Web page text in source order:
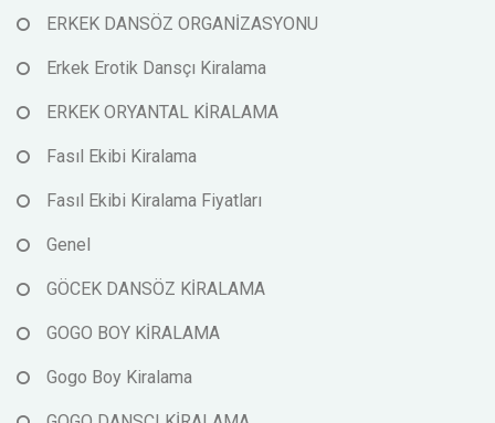
ERKEK DANSÖZ ORGANİZASYONU
Erkek Erotik Dansçı Kiralama
ERKEK ORYANTAL KİRALAMA
Fasıl Ekibi Kiralama
Fasıl Ekibi Kiralama Fiyatları
Genel
GÖCEK DANSÖZ KİRALAMA
GOGO BOY KİRALAMA
Gogo Boy Kiralama